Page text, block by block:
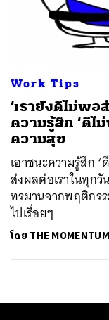
Work Tips
‘เรายังดีไม่พอ
ความรู้สึก ‘ดีไ
ความสุข
เอาชนะความรู้สึก
ส่งผลต่อเราในทุก
ทรมานจากพฤติกร
ไปเรื่อยๆ
โดย THE